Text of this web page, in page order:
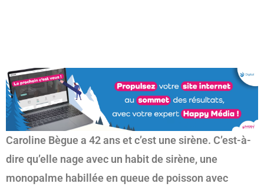
grand
Caroline Bègue a 42 ans et c’est une sirène. C’est-à-
dire qu’elle nage avec un habit de sirène, une
monopalme habillée en queue de poisson avec